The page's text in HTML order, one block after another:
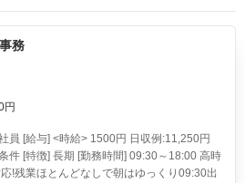
務
円
員 [給与] <時給> 1500円 日収例:11,250円
件 [特徴] 長期 [勤務時間] 09:30～18:00 高時
!残業ほとんどなしで朝はゆっくり09:30出